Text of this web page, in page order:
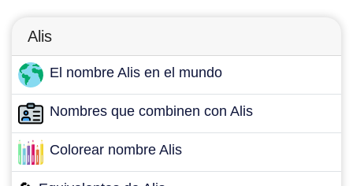
Alis
El nombre Alis en el mundo
Nombres que combinen con Alis
Colorear nombre Alis